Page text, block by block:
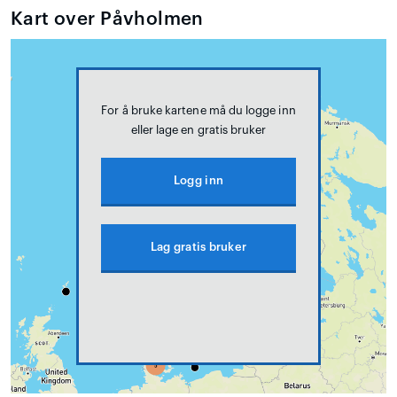
Kart over Påvholmen
For å bruke kartene må du logge inn
eller lage en gratis bruker
Logg inn
Lag gratis bruker